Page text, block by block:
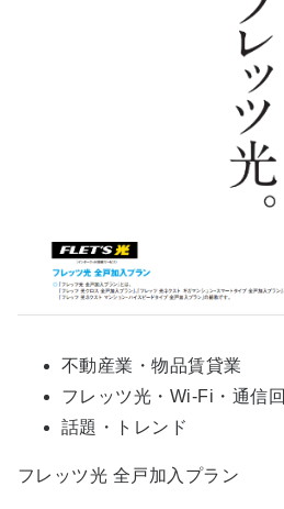
不動産業・物品賃貸業
フレッツ光・Wi-Fi・通信
話題・トレンド
フレッツ光 全戸加入プラン